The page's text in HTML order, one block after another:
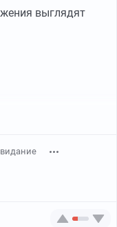
выглядят